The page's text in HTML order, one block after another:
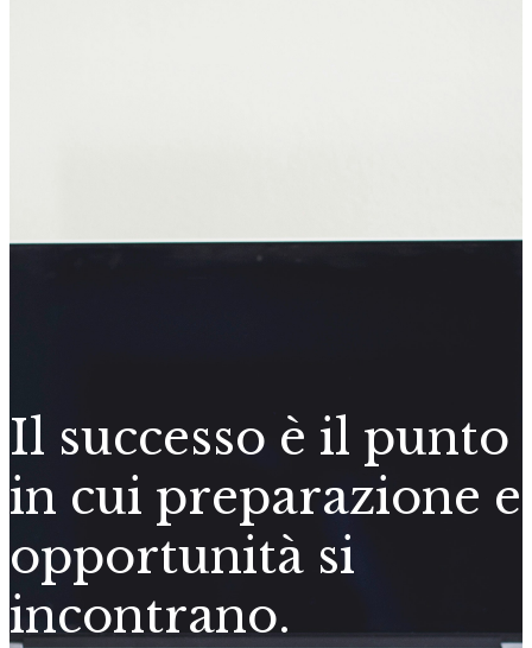
Il successo è il punto
in cui preparazione e
opportunità si
incontrano.